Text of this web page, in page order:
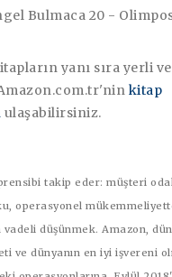
Bulmaca 20 -
yanı sıra yerli
kitap
ulaşabilirsiniz.
takip eder: müşteri
operasyonel
düşünmek. Amazon,
ve dünyanın en iyi işvereni